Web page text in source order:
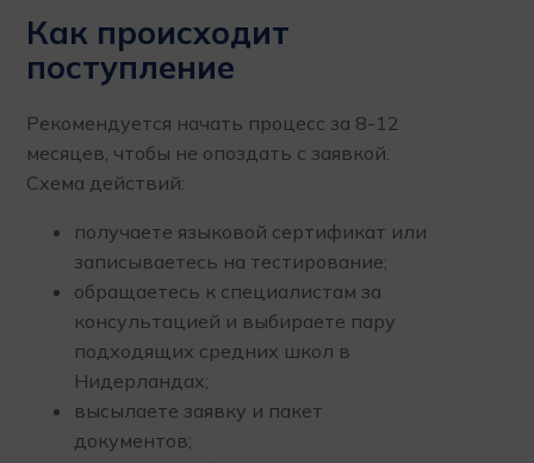
Как происходит
поступление
Рекомендуется начать процесс за 8-12
месяцев, чтобы не опоздать с заявкой.
Схема действий:
получаете языковой сертификат или
записываетесь на тестирование;
обращаетесь к специалистам за
консультацией и выбираете пару
подходящих средних школ в
Нидерландах;
высылаете заявку и пакет
документов;